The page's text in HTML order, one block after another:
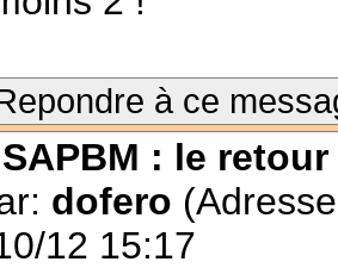
à ce
: le retour
dofero
12 15:17